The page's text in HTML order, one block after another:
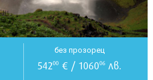
без прозорец
54200 € / 106006 лв.